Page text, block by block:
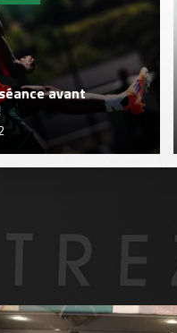
avant